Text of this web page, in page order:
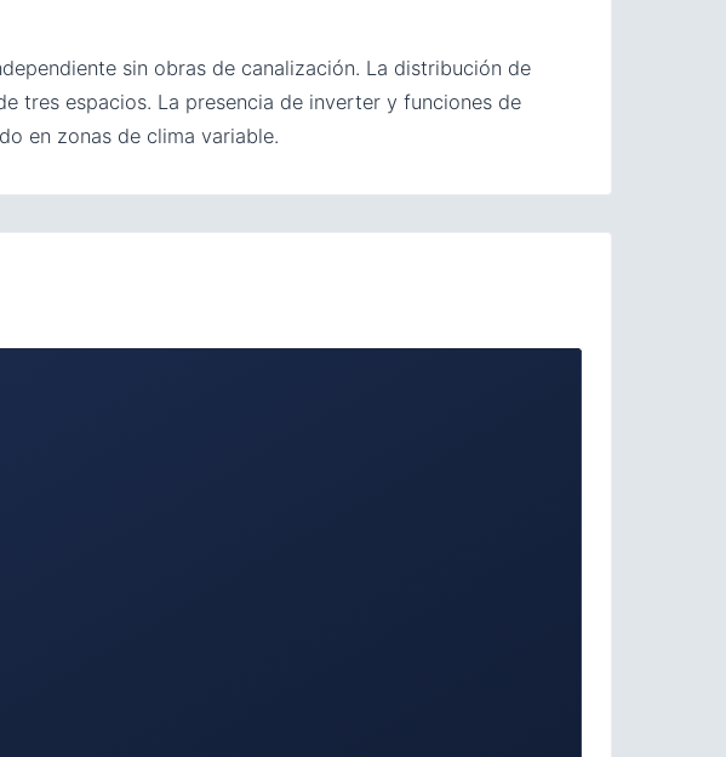
sin obras de canalización. La distribución de
tres espacios. La presencia de inverter y funciones de
en zonas de clima variable.